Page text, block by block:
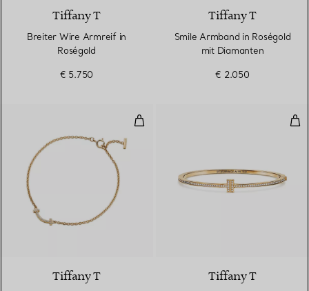
Tiffany T
Breiter Wire Armreif in
Roségold
€ 5.750
Tiffany T
Smile Armband in Roségold
mit Diamanten
€ 2.050
Smile Armband in Gelbgold mit
Tiffany T Tiffany T